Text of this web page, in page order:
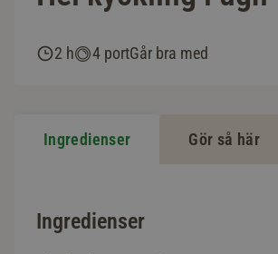
2 h 4 portGår bra med
Ingredienser Gör så här
Ingredienser